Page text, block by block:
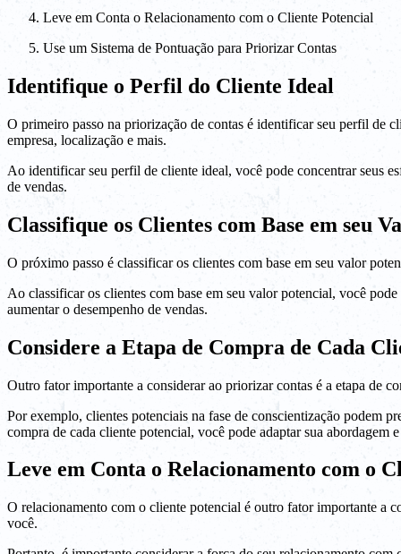
Leve em Conta o Relacionamento com o Cliente Potencial
Use um Sistema de Pontuação para Priorizar Contas
Identifique o Perfil do Cliente Ideal
O primeiro passo na priorização de contas é identificar seu perfil de
empresa, localização e mais.
Ao identificar seu perfil de cliente ideal, você pode concentrar seus
de vendas.
Classifique os Clientes com Base em seu
O próximo passo é classificar os clientes com base em seu valor
Ao classificar os clientes com base em seu valor potencial, você
aumentar o desempenho de vendas.
Considere a Etapa de Compra de Cada
Outro fator importante a considerar ao priorizar contas é a etapa de
Por exemplo, clientes potenciais na fase de conscientização podem
compra de cada cliente potencial, você pode adaptar sua abordagem
Leve em Conta o Relacionamento com o
O relacionamento com o cliente potencial é outro fator importante a
você.